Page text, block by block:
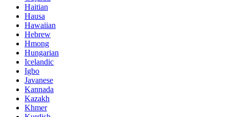
Haitian
Hausa
Hawaiian
Hebrew
Hmong
Hungarian
Icelandic
Igbo
Javanese
Kannada
Kazakh
Khmer